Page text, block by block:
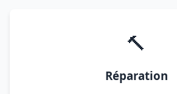
🔨
Réparation